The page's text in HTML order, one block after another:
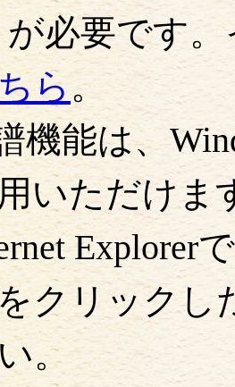
が必要です
ら。
機能は、
いただけま
Explorer
クリックし
。